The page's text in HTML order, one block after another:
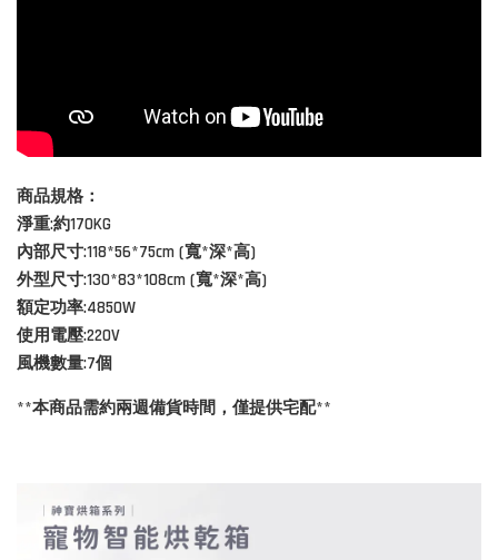
商品規格：
淨重:約170KG
內部尺寸:118*56*75cm (寬*深*高)
外型尺寸:130*83*108cm (寬*深*高)
額定功率:4850W
使用電壓:220V
風機數量:7個
**本商品需約兩週備貨時間，僅提供宅配**